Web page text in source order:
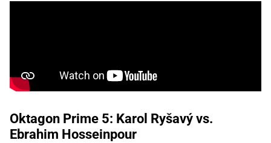
Oktagon Prime 5: Karol Ryšavý vs.
Ebrahim Hosseinpour